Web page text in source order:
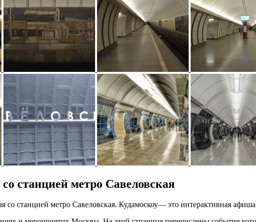
станцией метро Савеловская
со станцией метро Савеловская. Кудамоскоу— это интерактивная